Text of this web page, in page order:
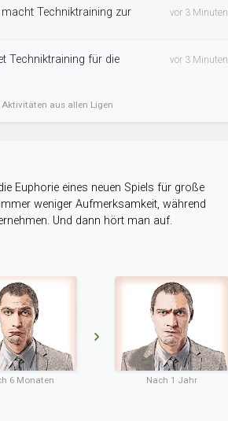
Techniktraining zur
vor 3 Minuten
Techniktraining für die
vor 3 Minuten
Aktivitäten aus allen Ligen
Euphorie eines neuen Spiels für große
weniger Aufmerksamkeit, während
Und dann hört man auf.
6 Monaten Nach 1 Jahr